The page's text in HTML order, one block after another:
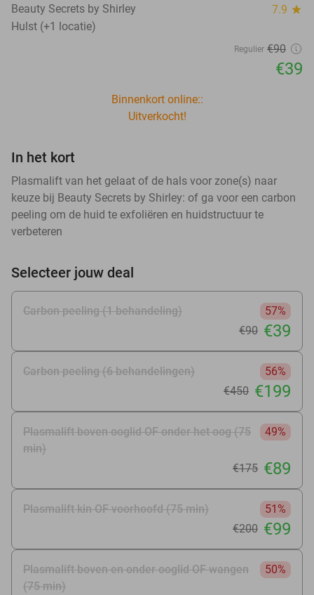
Beauty Secrets by Shirley 7.9 star
Hulst (+1 locatie)
Regulier €90
€39
Binnenkort online::
Uitverkocht!
In het kort
Plasmalift van het gelaat of de hals voor zone(s) naar
keuze bij Beauty Secrets by Shirley: of ga voor een carbon
peeling om de huid te exfoliëren en huidstructuur te
verbeteren
Selecteer jouw deal
Carbon peeling (1 behandeling)
57%
€90 €39
Carbon peeling (6 behandelingen)
56%
€450 €199
Plasmalift boven ooglid OF onder het oog (75
min)
49%
€175 €89
Plasmalift kin OF voorhoofd (75 min)
51%
€200 €99
Plasmalift boven en onder ooglid OF wangen
(75 min)
50%